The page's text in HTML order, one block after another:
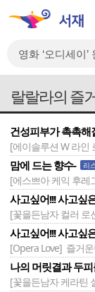
랄랄라의 즐
건성피부가 촉촉해
[에이솔루션 W 라인
맘에 드는 향수- 리
[에스쁘아 케익 후레
사고싶어!!! 사고싶
[꽃을든남자 컬러 로
사고싶어!!! 사고싶
[Opera Love] 즐거
나의 머릿결과 두
[꽃을든남자 케라틴